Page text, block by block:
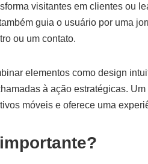
visitantes em clientes ou
guia o usuário por uma
ou um contato.
elementos como design
à ação estratégicas.
móveis e oferece uma